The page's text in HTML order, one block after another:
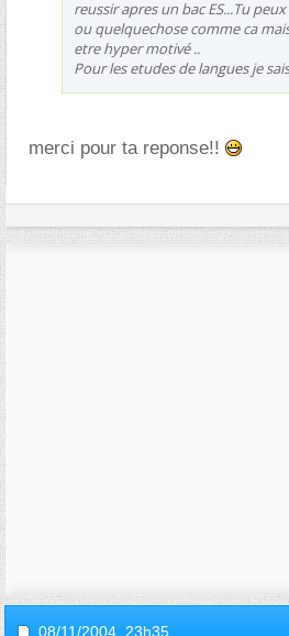
reussir apres un bac ES...Tu
ou quelquechose comme ca
etre hyper motivé ..
Pour les etudes de langues je
merci pour ta reponse!!
08/11/2004, 23h35